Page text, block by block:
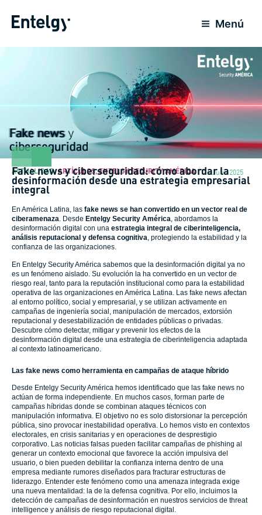
Menú
ACTUALIDAD,ARTÍCULOS,ENTELGY SECURITY AMÉRICA 16 Julio 2025
Fake news y ciberseguridad: cómo abordar la
desinformación desde una estrategia empresarial
integral
En América Latina, las fake news se han convertido en un vector real de
ciberamenaza. Desde Entelgy Security América, abordamos la
desinformación digital con una estrategia integral de ciberinteligencia,
análisis reputacional y defensa cognitiva, protegiendo la estabilidad y la
confianza de las organizaciones.
En Entelgy Security América sabemos que la desinformación digital ya no
es un fenómeno aislado. Su evolución la ha convertido en un vector de
riesgo real, tanto para la reputación institucional como para la estabilidad
operativa de las organizaciones en América Latina. Las fake news afectan
al entorno político, social y empresarial, y se utilizan activamente en
campañas de ingeniería social, manipulación de mercados, extorsión
reputacional y desestabilización de entidades públicas o privadas.
Descubre cómo detectar, mitigar y prevenir los efectos de la
desinformación digital desde una estrategia de ciberinteligencia adaptada
al contexto latinoamericano.
Las fake news como herramienta en campañas de ataque híbrido
Desde Entelgy Security América hemos identificado que las fake news no
actúan de forma independiente. En muchos casos, forman parte de
campañas híbridas donde se combinan ataques técnicos con
manipulación informativa. El objetivo no es solo distorsionar la percepción
pública, sino provocar inestabilidad operativa. Lo hemos visto en contextos
electorales, en crisis sanitarias y en operaciones de desprestigio
corporativo. Las noticias falsas pueden facilitar campañas de phishing al
generar un contexto emocional que favorece la acción impulsiva del
usuario, o bien pueden debilitar la confianza interna dentro de una
empresa mediante rumores diseñados para fracturar estructuras de
liderazgo. Entender este fenómeno como una amenaza integrada exige
una nueva mentalidad: la de la defensa cognitiva. Por ello, incluimos la
detección de campañas de desinformación en nuestros servicios de threat
intelligence y análisis de riesgo reputacional digital.